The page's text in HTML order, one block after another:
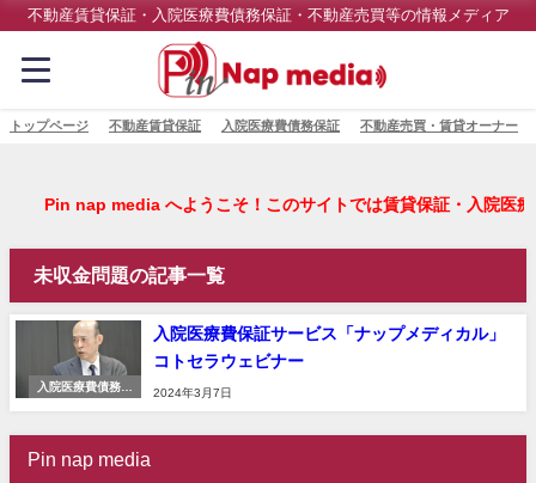
不動産賃貸保証・入院医療費債務保証・不動産売買等の情報メディア
トップページ 不動産賃貸保証 入院医療費債務保証 不動産売買・賃貸オーナー
Pin nap media へようこそ！このサイトでは賃貸保証・入
未収金問題の記事一覧
入院医療費債務保
入院医療費保証サービス「ナップメディカル」
コトセラウェビナー
2024年3月7日
Pin nap media